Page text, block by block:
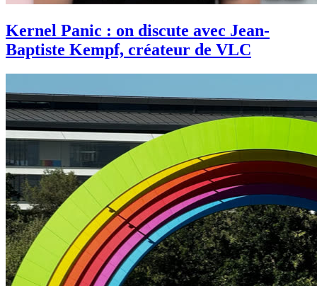
Kernel Panic : on discute avec Jean-
Baptiste Kempf, créateur de VLC